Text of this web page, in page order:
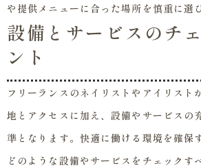
や提供メニューに合った場所を慎重に選
設備とサービスのチ
ント
フリーランスのネイリストやアイリスト
地とアクセスに加え、設備やサービスの
準となります。快適に働ける環境を確保
どのような設備やサービスをチェックす